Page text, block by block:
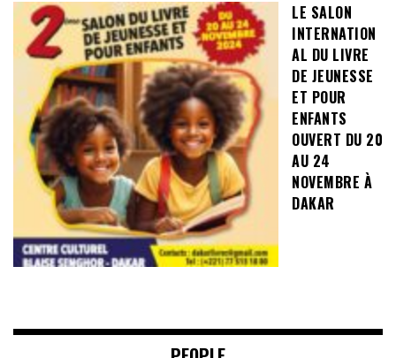
LE SALON
INTERNATION
AL DU LIVRE
DE JEUNESSE
ET POUR
ENFANTS
OUVERT DU 20
AU 24
NOVEMBRE À
DAKAR